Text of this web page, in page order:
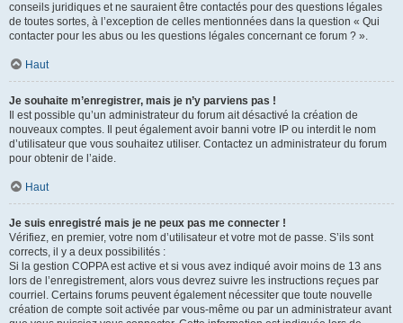
conseils juridiques et ne sauraient être contactés pour des questions légales
de toutes sortes, à l’exception de celles mentionnées dans la question « Qui
contacter pour les abus ou les questions légales concernant ce forum ? ».
Haut
Je souhaite m’enregistrer, mais je n’y parviens pas !
Il est possible qu’un administrateur du forum ait désactivé la création de
nouveaux comptes. Il peut également avoir banni votre IP ou interdit le nom
d’utilisateur que vous souhaitez utiliser. Contactez un administrateur du forum
pour obtenir de l’aide.
Haut
Je suis enregistré mais je ne peux pas me connecter !
Vérifiez, en premier, votre nom d’utilisateur et votre mot de passe. S’ils sont
corrects, il y a deux possibilités :
Si la gestion COPPA est active et si vous avez indiqué avoir moins de 13 ans
lors de l’enregistrement, alors vous devrez suivre les instructions reçues par
courriel. Certains forums peuvent également nécessiter que toute nouvelle
création de compte soit activée par vous-même ou par un administrateur avant